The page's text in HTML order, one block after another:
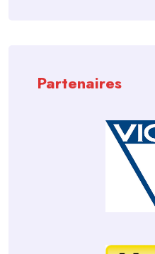
Partenaires